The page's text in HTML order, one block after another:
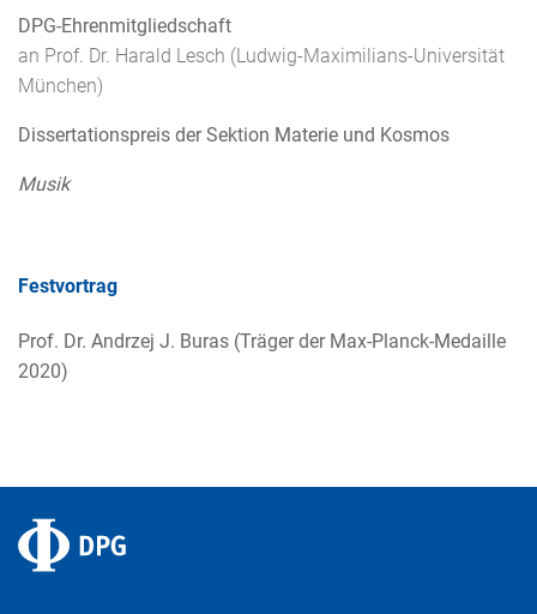
DPG-Ehrenmitgliedschaft
an Prof. Dr. Harald Lesch (Ludwig-Maximilians-Universität
München)
Dissertationspreis der Sektion Materie und Kosmos
Musik
Festvortrag
Prof. Dr. Andrzej J. Buras (Träger der Max-Planck-Medaille
2020)